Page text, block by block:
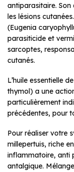
antiparasitaire.
les lésions
(Eugenia
parasiticide et
sarcoptes,
cutanés.
L’huile essentielle
thymol) a une
particulièrement
précédentes, pour
Pour réaliser votre
millepertuis, riche
inflammatoire, anti
antalgique.